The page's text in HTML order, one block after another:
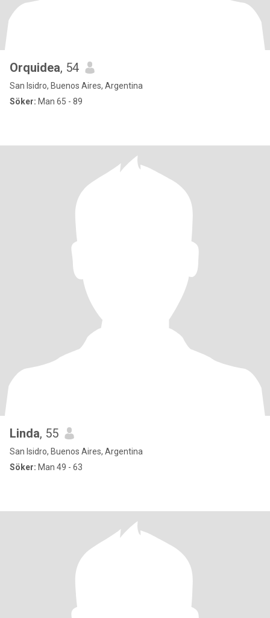
Orquidea, 54
San Isidro, Buenos Aires, Argentina
Söker: Man 65 - 89
Linda, 55
San Isidro, Buenos Aires, Argentina
Söker: Man 49 - 63